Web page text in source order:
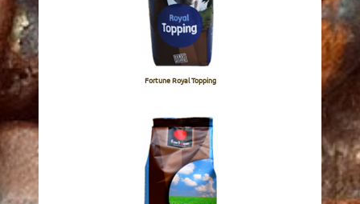
Fortune Royal Topping